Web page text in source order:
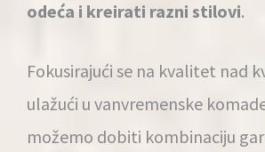
odeća i kreirati razni stilovi.
Fokusirajući se na kvalitet nad
ulažući u vanvremenske
možemo dobiti kombinaciju